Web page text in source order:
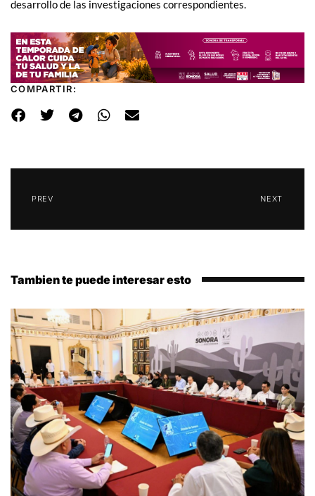
desarrollo de las investigaciones correspondientes.
COMPARTIR:
PREV NEXT
Tambien te puede interesar esto